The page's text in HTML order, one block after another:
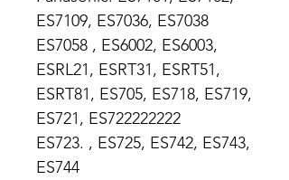
ES7109, ES7036, ES7038
ES7058 , ES6002, ES6003,
ESRL21, ESRT31, ESRT51,
ESRT81, ES705, ES718, ES719,
ES721, ES722222222
ES723. , ES725, ES742, ES743,
ES744